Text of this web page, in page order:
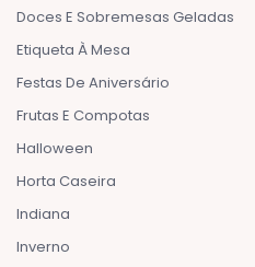
Doces E Sobremesas Geladas
Etiqueta À Mesa
Festas De Aniversário
Frutas E Compotas
Halloween
Horta Caseira
Indiana
Inverno